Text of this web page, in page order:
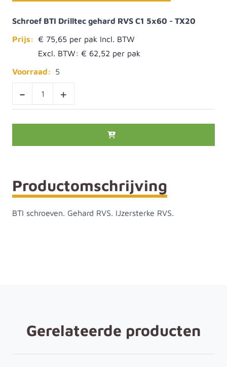
Schroef BTI Drilltec gehard RVS C1 5x60 - TX20
Prijs: € 75,65
Excl. BTW: € 62,52
Voorraad:
5
- +
Productomschrijving
BTI schroeven. Gehard RVS. IJzersterke RVS.
Gerelateerde producten